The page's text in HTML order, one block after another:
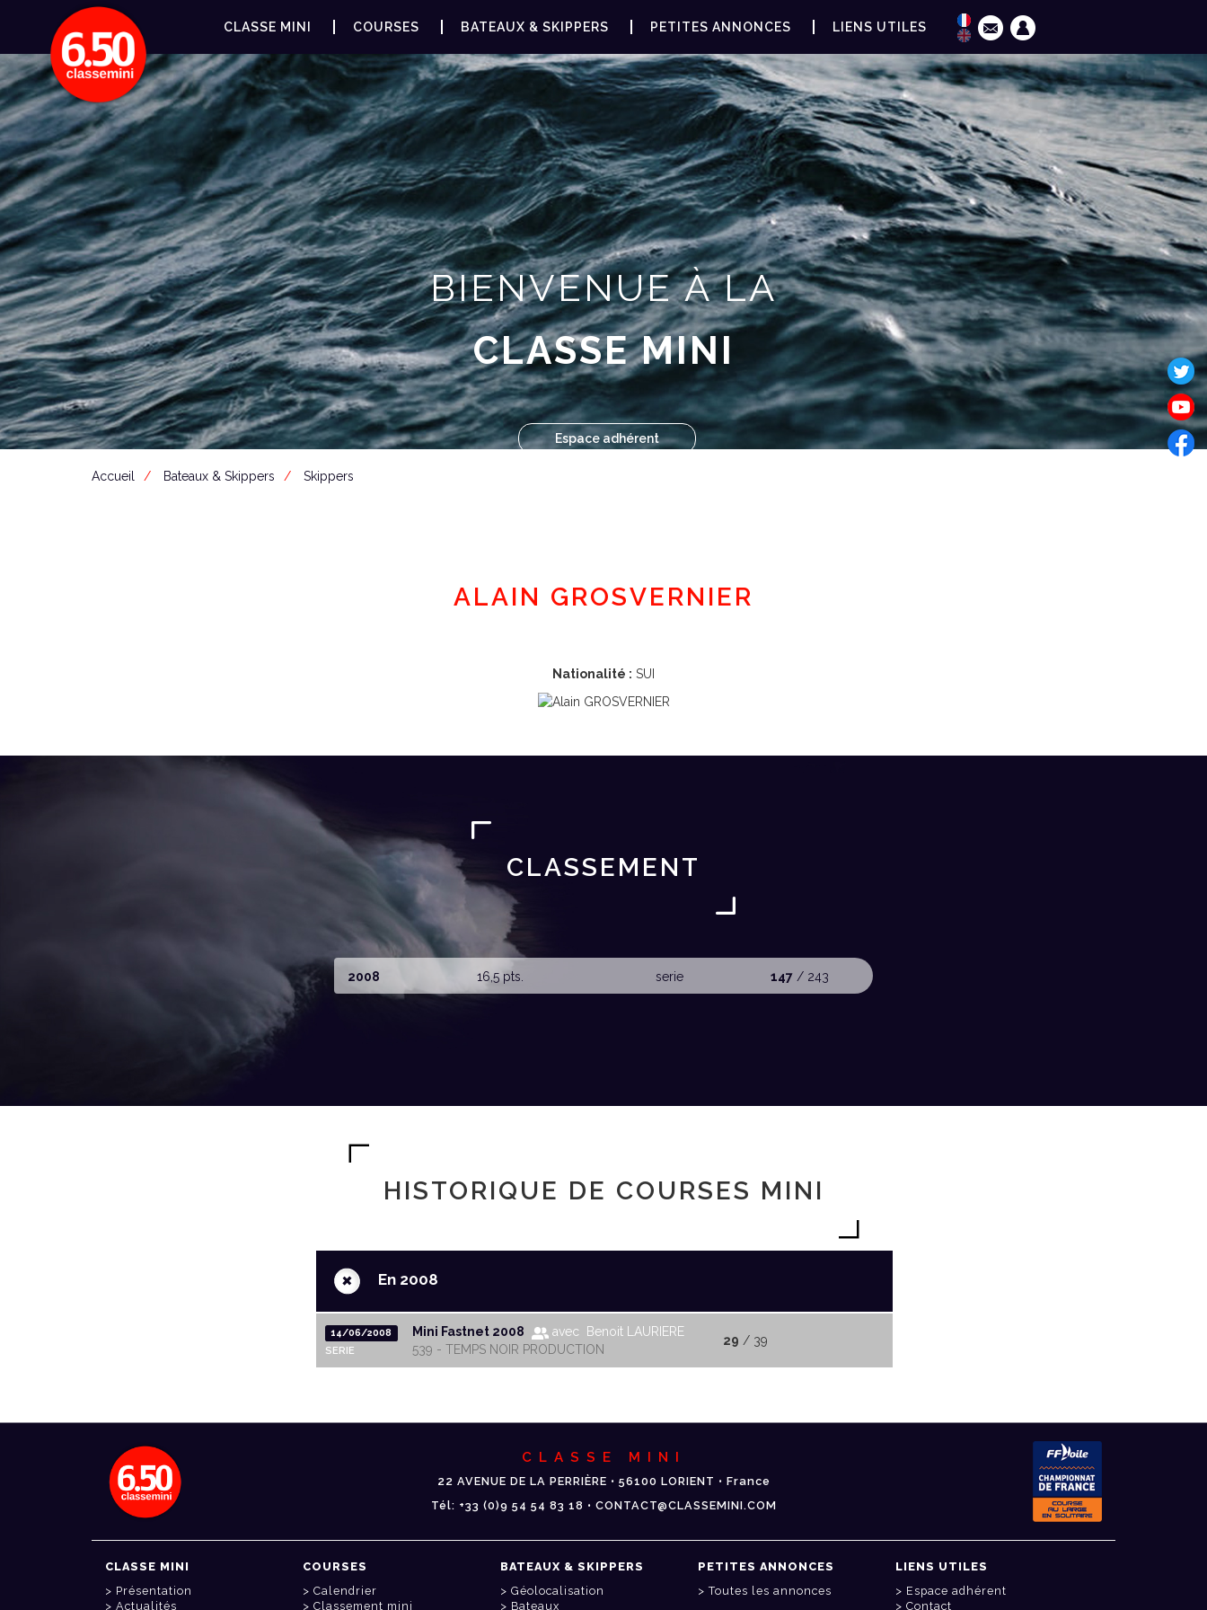
CLASSE MINI COURSES BATEAUX & SKIPPERS PETITES ANNONCES LIENS UTILES
BIENVENUE À LA
CLASSE MINI
Espace adhérent
Accueil Bateaux & Skippers Skippers
ALAIN GROSVERNIER
Nationalité : SUI
CLASSEMENT
2008 16,5 pts. serie 147/ 243
HISTORIQUE DE COURSES MINI
+ En 2008
14/06/2008
SERIE
Mini Fastnet 2008
avec Benoit LAURIERE
539 - TEMPS NOIR PRODUCTION
29 / 39
CLASSE MINI
22 AVENUE DE LA PERRIÈRE • 56100 LORIENT • France
Tél: +33 (0)9 54 54 83 18 • CONTACT@CLASSEMINI.COM
CLASSE MINI
Présentation
Actualités
COURSES
Calendrier
Classement mini
BATEAUX & SKIPPERS
Géolocalisation
Bateaux
PETITES ANNONCES
Toutes les annonces
LIENS UTILES
Espace adhérent
Contact